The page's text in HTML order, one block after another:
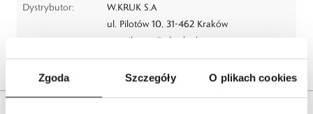
Zgoda Szczegóły O plikach cookies
Dystrybutor:
W.KRUK S.A
ul. Pilotów 10, 31-462 Kraków
e-mail:
gspr@wkruk.pl
Bezpieczeństwo:
Informacje o bezpieczeństwie